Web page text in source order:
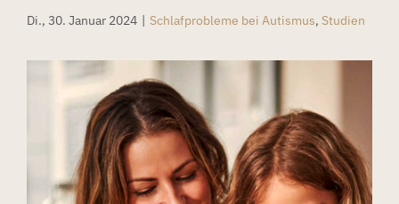
Di., 30. Januar 2024 | Schlafprobleme bei Autismus, Studien